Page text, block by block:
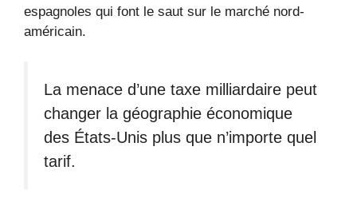
espagnoles qui font le saut sur le marché nord-
américain.
La menace d’une taxe milliardaire peut
changer la géographie économique
des États-Unis plus que n’importe quel
tarif.